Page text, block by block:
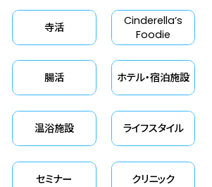
お過ごしください。
ための時間をゆるやかに持って
みる。そんな軽やかなサウナとの
付き合い方をご提案します。
寺活
Cinderella‘s
Foodie
腸活 ホテル・宿泊施設
温浴施設 ライフスタイル
セミナー クリニック